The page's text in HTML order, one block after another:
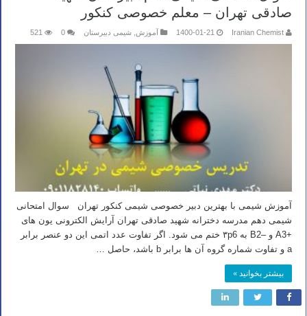
صادقی تهران – معلم خصوصی کنکور
Iranian Chemist
1400-01-21 آموزش شیمی دبیرستان 0
521
آموزش شیمی با بهترین دبیر خصوصی شیمی کنکور تهران سوال امتحانی
شیمی دهم مدرسه دخترانه شهید صادقی تهران آرایش الکترونی یون های
+A3 و –B2 به ۳p6 ختم می شود. اگر تفاوت عدد اتمی این دو عنصر برابر
a و تفاوت شماره گروه آن ها برابر b باشد، حاصل …
بیشتر بخوانید »